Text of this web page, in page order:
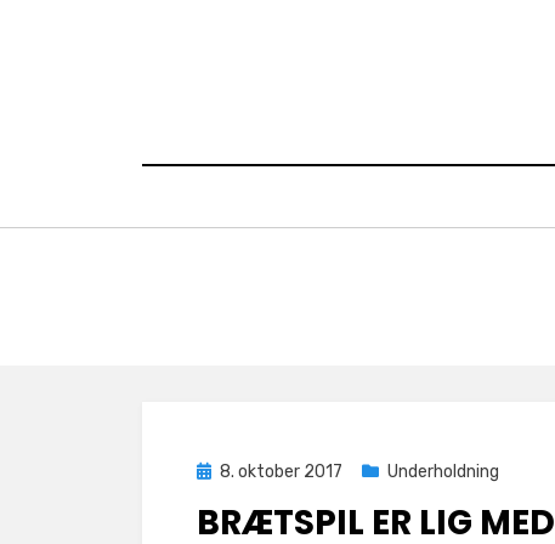
Posted
8. oktober 2017 Underholdning
BRÆTSPIL ER LIG MED